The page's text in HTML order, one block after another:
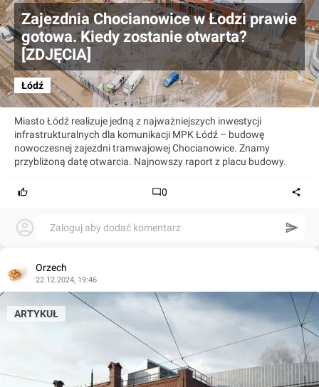
Zajezdnia Chocianowice w Łodzi prawie
gotowa. Kiedy zostanie otwarta?
[ZDJĘCIA]
Łódź
Miasto Łódź realizuje jedną z najważniejszych inwestycji
infrastrukturalnych dla komunikacji MPK Łódź – budowę
nowoczesnej zajezdni tramwajowej Chocianowice. Znamy
przybliżoną datę otwarcia. Najnowszy raport z placu budowy.
0
Zaloguj aby dodać komentarz
Orzech
22.12.2024, 19:46
ARTYKUŁ